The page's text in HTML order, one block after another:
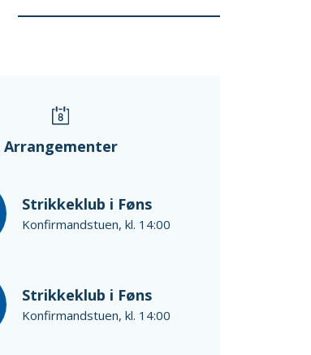
Arrangementer
Strikkeklub i Føns
Konfirmandstuen, kl. 14:00
Strikkeklub i Føns
Konfirmandstuen, kl. 14:00